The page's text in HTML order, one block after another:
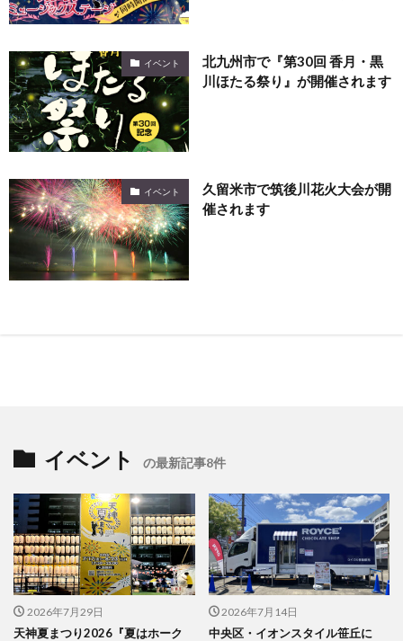
イベント
北九州市で『第30回 香月・黒
川ほたる祭り』が開催されます
イベント
久留米市で筑後川花火大会が開
催されます
イベント の最新記事8件
2026年7月29日
天神夏まつり2026『夏はホーク
2026年7月14日
中央区・イオンスタイル笹丘に